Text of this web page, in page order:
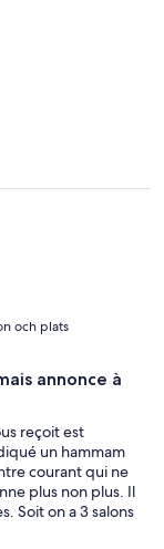
och plats
annonce à
reçoit est
un hammam
courant qui ne
plus non plus. Il
Soit on a 3 salons
le